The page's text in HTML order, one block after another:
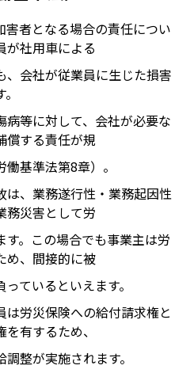
害者となる場合の責任につい
が社用車による
、会社が従業員に生じた損害
等に対して、会社が必要な
償する責任が規
基準法第8章）。
は、業務遂行性・業務起因性
務災害として労
。この場合でも事業主は労
め、間接的に被
ているといえます。
労災保険への給付請求権と
有するため、
整が実施されます。